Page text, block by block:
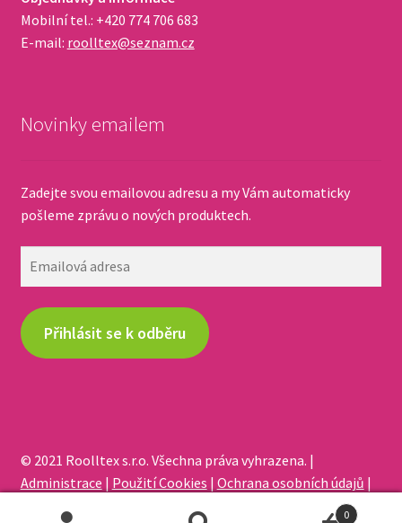
Mobilní tel.: +420 774 706 683
E-mail: roolltex@seznam.cz
Novinky emailem
Zadejte svou emailovou adresu a my Vám automaticky
pošleme zprávu o nových produktech.
Přihlásit se k odběru
© 2021 Roolltex s.r.o. Všechna práva vyhrazena. |
Administrace | Použití Cookies | Ochrana osobních údajů |
0